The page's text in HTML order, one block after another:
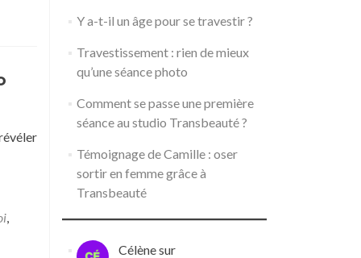
,
Y a-t-il un âge pour se travestir ?
Travestissement : rien de mieux
qu’une séance photo
Comment se passe une première
séance au studio Transbeauté ?
Témoignage de Camille : oser
sortir en femme grâce à
Transbeauté
Célènesur